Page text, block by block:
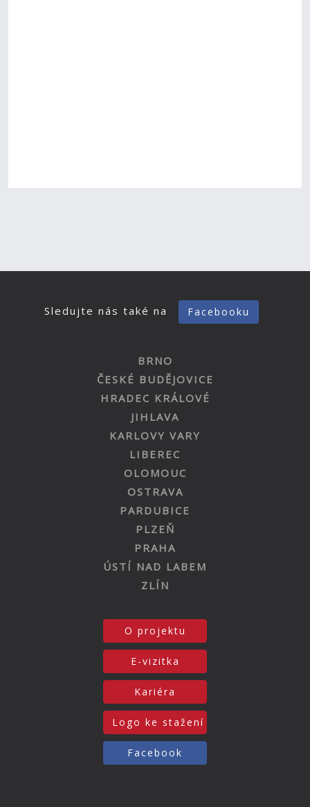
Sledujte nás také na Facebooku
BRNO
ČESKÉ BUDĚJOVICE
HRADEC KRÁLOVÉ
JIHLAVA
KARLOVY VARY
LIBEREC
OLOMOUC
OSTRAVA
PARDUBICE
PLZEŇ
PRAHA
ÚSTÍ NAD LABEM
ZLÍN
O projektu
E-vizitka
Kariéra
Logo ke stažení
Facebook